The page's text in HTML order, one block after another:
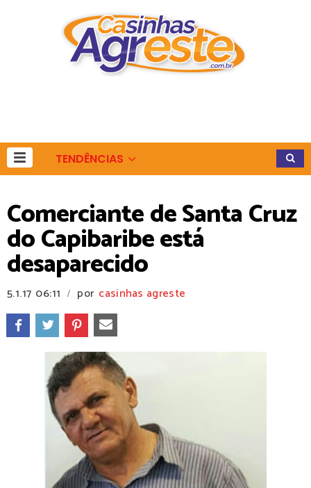
TENDÊNCIAS
Comerciante de Santa Cruz
do Capibaribe está
desaparecido
5.1.17 06:11 / por casinhas agreste